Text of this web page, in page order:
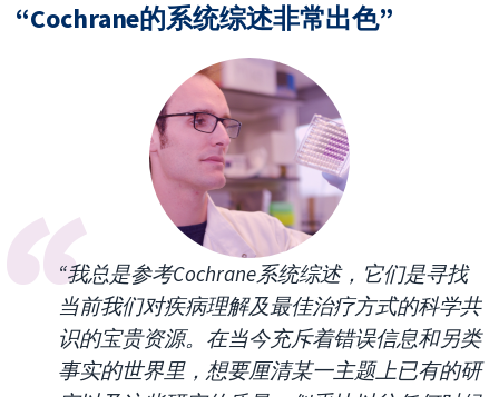
“Cochrane的系统综述非常出色”
“我总是参考Cochrane系统综述，它们是寻找
当前我们对疾病理解及最佳治疗方式的科学共
识的宝贵资源。在当今充斥着错误信息和另类
事实的世界里，想要厘清某一主题上已有的研